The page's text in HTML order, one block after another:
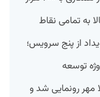
۱۲۰ میلیون کالا به تمامی نقاط
این رویداد از پنج سرویس؛
توسعه
مهر رونمایی شد و